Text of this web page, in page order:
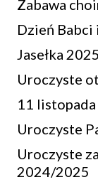
Zabawa
Dzień Babci
Jasełka 2025
Uroczyste
11 listopada
Uroczyste
Uroczyste
2024/2025